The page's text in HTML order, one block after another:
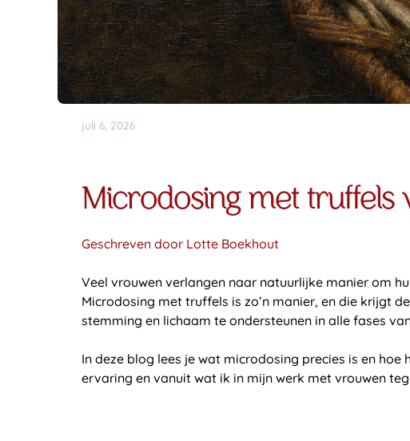
juli 6, 2026
Microdosing met truffels
Geschreven door Lotte Boekhout
Veel vrouwen verlangen naar natuurlijke manier om
Microdosing met truffels is zo’n manier, en die krijgt
stemming en lichaam te ondersteunen in alle fases
In deze blog lees je wat microdosing precies is en
ervaring en vanuit wat ik in mijn werk met vrouwen